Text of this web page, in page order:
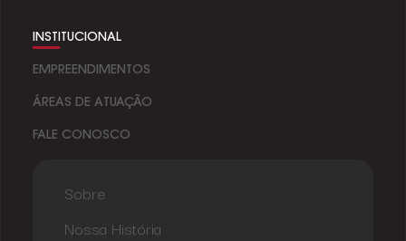
INSTITUCIONAL
EMPREENDIMENTOS
ÁREAS DE ATUAÇÃO
FALE CONOSCO
Sobre
Nossa História